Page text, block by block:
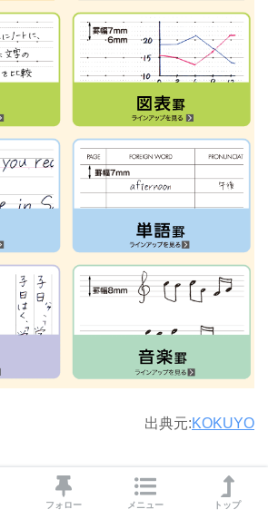
出典元:KOKUYO
フォロー メニュー トップ